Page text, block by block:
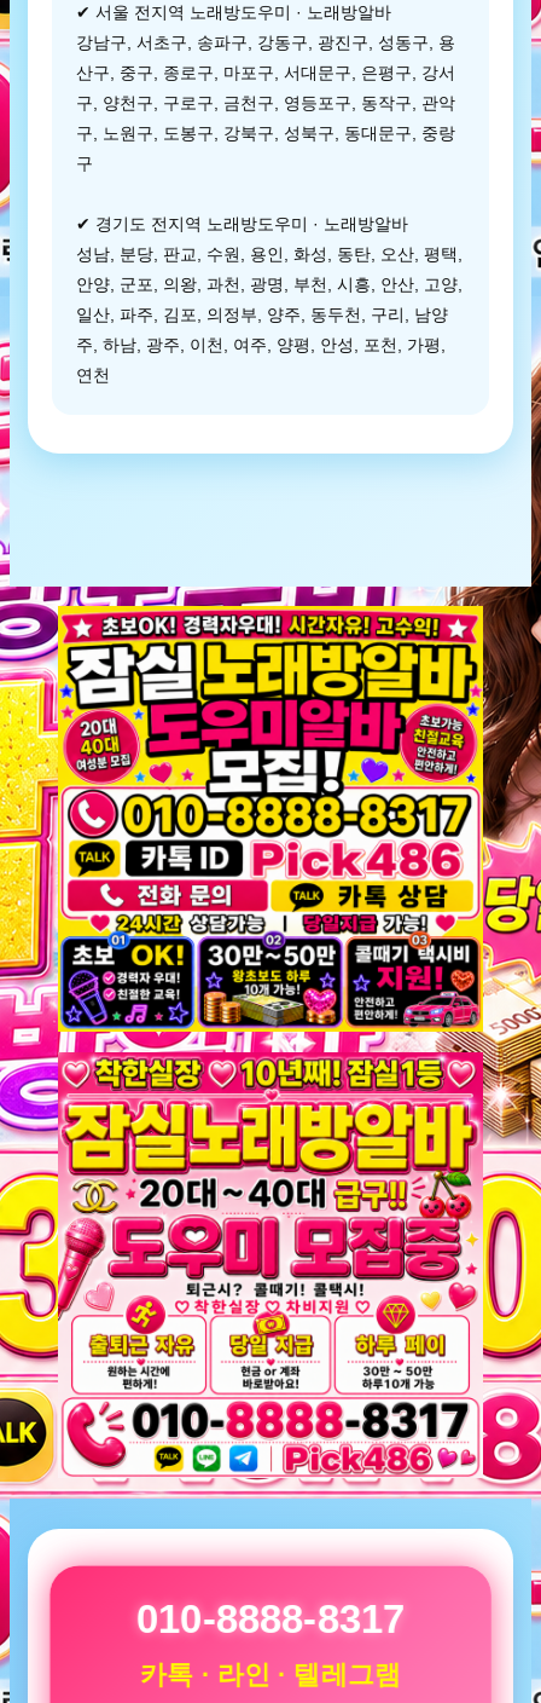
✔ 서울 전지역 노래방도우미 · 노래방알바
강남구, 서초구, 송파구, 강동구, 광진구, 성동구, 용
산구, 중구, 종로구, 마포구, 서대문구, 은평구, 강서
구, 양천구, 구로구, 금천구, 영등포구, 동작구, 관악
구, 노원구, 도봉구, 강북구, 성북구, 동대문구, 중랑
구
✔ 경기도 전지역 노래방도우미 · 노래방알바
성남, 분당, 판교, 수원, 용인, 화성, 동탄, 오산, 평택,
안양, 군포, 의왕, 과천, 광명, 부천, 시흥, 안산, 고양,
일산, 파주, 김포, 의정부, 양주, 동두천, 구리, 남양
주, 하남, 광주, 이천, 여주, 양평, 안성, 포천, 가평,
연천
010-8888-8317
카톡 · 라인 · 텔레그램